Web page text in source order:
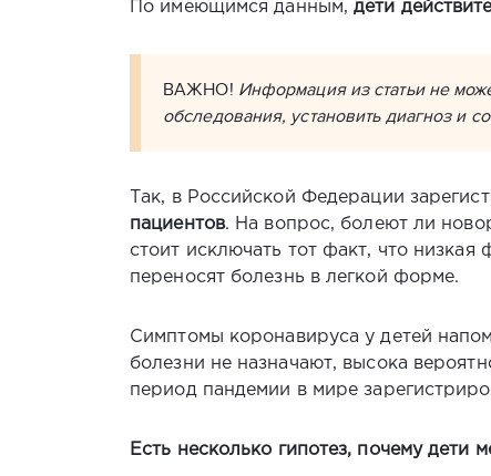
По имеющимся данным,дети
ВАЖНО! Информация из статьи не
обследования, установить диагноз и
Так, в Российской Федерации
пациентов. На вопрос, болеют ли
стоит исключать тот факт, что
переносят болезнь в легкой форме.
Симптомы коронавируса у детей
болезни не назначают, высока
период пандемии в мире
Есть несколько гипотез, почему